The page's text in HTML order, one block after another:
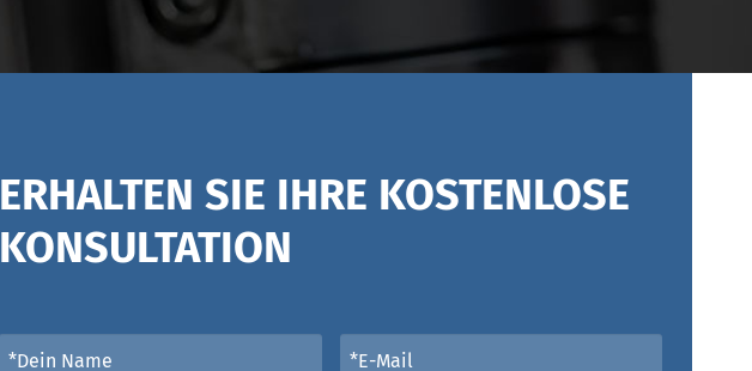
ERHALTEN SIE IHRE KOSTENLOSE
KONSULTATION